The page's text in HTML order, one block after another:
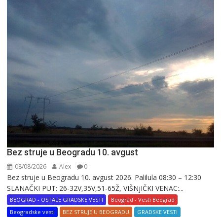
Bez struje u Beogradu 10. avgust
08/08/2026 Alex 0
Bez struje u Beogradu 10. avgust 2026. Palilula 08:30 – 12:30
SLANAČKI PUT: 26-32V,35V,51-65Ž, VIŠNjIČKI VENAC:...
BEOGRAD - OSTALE GRADSKE VESTI
Beograd - Vesti Beograd
Beogradske vesti
BEZ STRUJE U BEOGRADU
GRADSKE VESTI